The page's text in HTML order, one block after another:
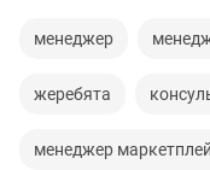
менеджер
жеребята
менеджер